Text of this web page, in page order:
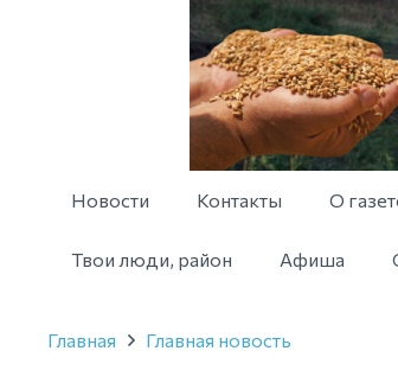
Новости Контакты О
Твои люди, район Афиша
Главная Главная новость